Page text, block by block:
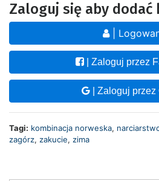
Zaloguj się aby dodać
|
| Zaloguj przez
| Zaloguj przez
Tagi: kombinacja norweska,
zagórz, zakucie, zima